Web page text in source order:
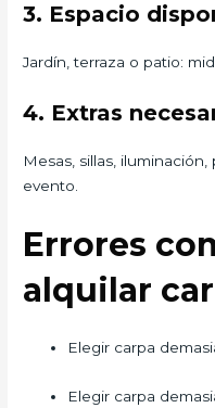
3. Espacio
Jardín, terraza o patio:
4. Extras
Mesas, sillas,
evento.
Errores
alquilar
Elegir carpa
Elegir carpa